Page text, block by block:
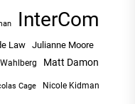
InterCom
Law Julianne Moore
Matt Damon
Cage Nicole Kidman